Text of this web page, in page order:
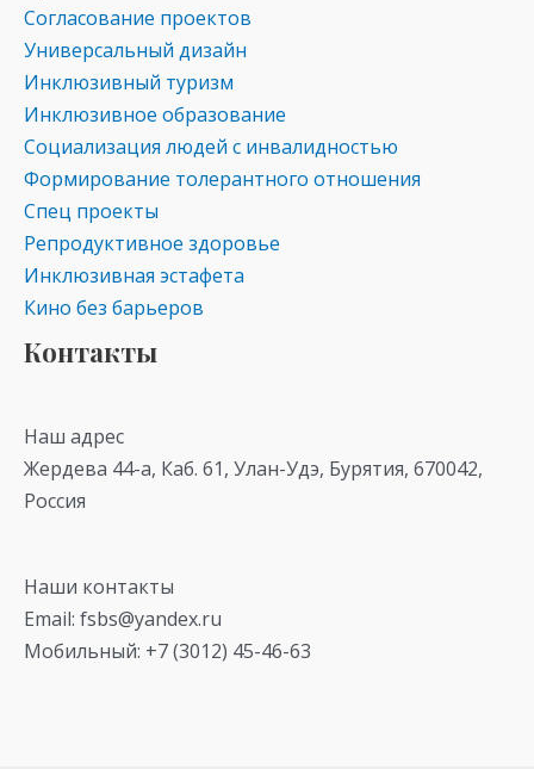
Согласование проектов
Универсальный дизайн
Инклюзивный туризм
Инклюзивное образование
Социализация людей с инвалидностью
Формирование толерантного отношения
Спец проекты
Репродуктивное здоровье
Инклюзивная эстафета
Кино без барьеров
Контакты
Наш адрес
Жердева 44-а, Каб. 61, Улан-Удэ, Бурятия, 670042,
Россия
Наши контакты
Email: fsbs@yandex.ru
Мобильный: +7 (3012) 45-46-63